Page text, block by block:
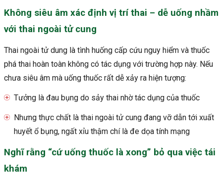
Không siêu âm xác định vị trí thai – dễ uống nhầm
với thai ngoài tử cung
Thai ngoài tử dung là tình huống cấp cứu nguy hiểm và thuốc
phá thai hoàn toàn không có tác dụng với trường hợp này. Nếu
chưa siêu âm mà uống thuốc rất dễ xảy ra hiện tượng:
Tưởng là đau bụng do sảy thai nhờ tác dụng của thuốc
Nhưng thực chất là thai ngoài tử cung đang vỡ dẫn tới xuất
huyết ổ bụng, ngất xỉu thậm chí là đe dọa tính mạng
Nghĩ rằng “cứ uống thuốc là xong” bỏ qua việc tái
khám